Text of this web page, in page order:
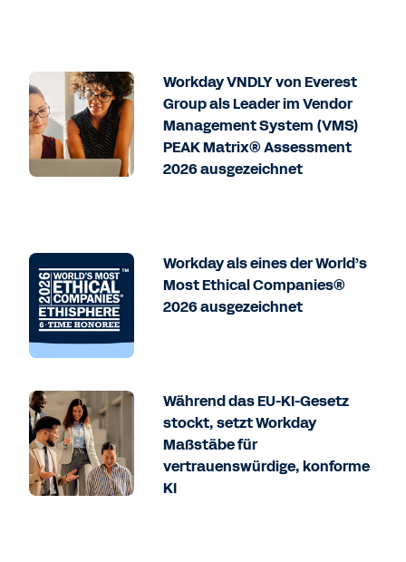
Workday VNDLY von Everest
Group als Leader im Vendor
Management System (VMS)
PEAK Matrix® Assessment
2026 ausgezeichnet
Workday als eines der World’s
Most Ethical Companies®
2026 ausgezeichnet
Während das EU-KI-Gesetz
stockt, setzt Workday
Maßstäbe für
vertrauenswürdige, konforme
KI